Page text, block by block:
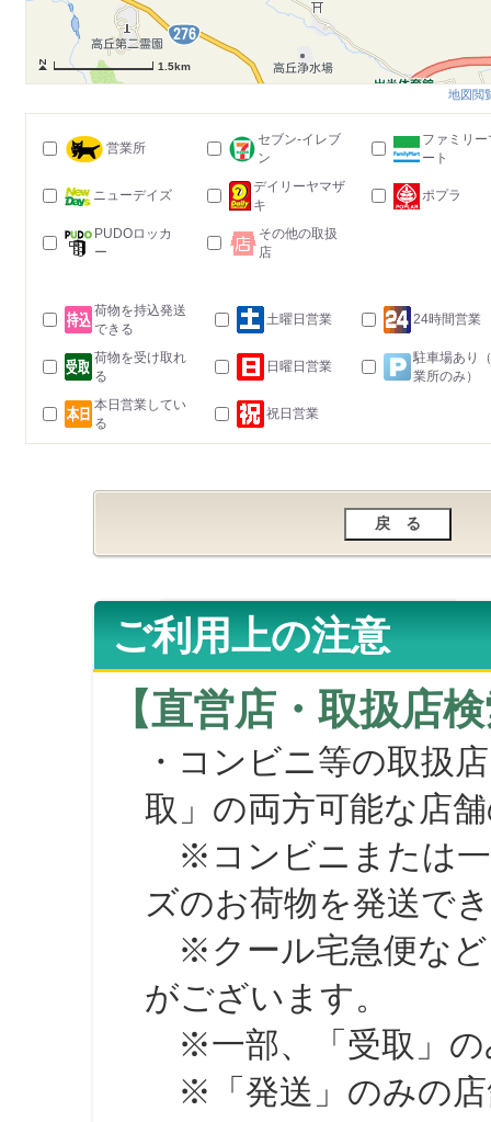
1.5km
地図閲
営業所
セブン-イレブ
ン
ファミリー
ート
ニューデイズ
デイリーヤマザ
キ
ポプラ
PUDOロッカ
ー
その他の取扱
店
荷物を持込発送
できる
土曜日営業 24時間営業
荷物を受け取れ
る
日曜日営業
駐車場あり
業所のみ）
本日営業してい
る
祝日営業
ご利用上の注意
【直営店・取扱店
・コンビニ等の取扱
取」の両方可能な店
※コンビニまたは一
ズのお荷物を発送で
※クール宅急便など
がございます。
※一部、「受取」の
※「発送」のみの店